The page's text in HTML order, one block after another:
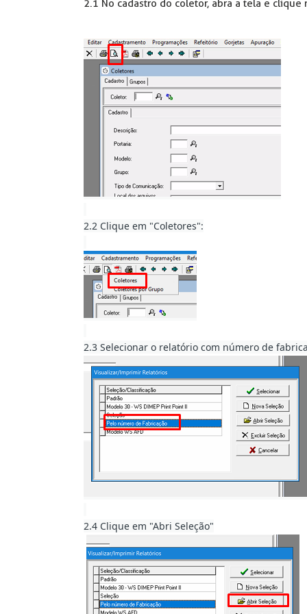
2.1 No cadastro do coletor, abra a tela e clique
2.2 Clique em "Coletores":
2.3 Selecionar o relatório com número de
2.4 Clique em "Abri Seleção"